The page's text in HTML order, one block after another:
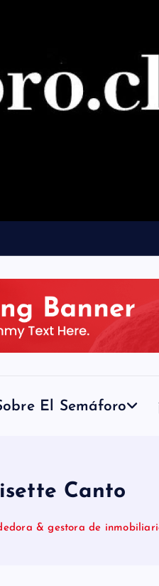
El Semáforo
Canto
& gestora de